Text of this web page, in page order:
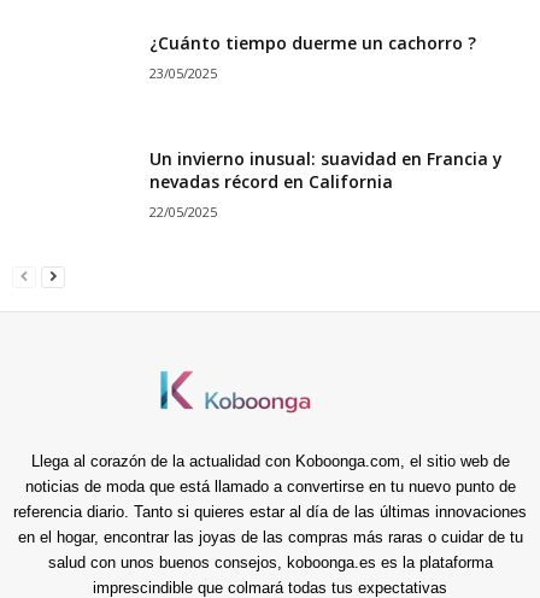
¿Cuánto tiempo duerme un cachorro ?
23/05/2025
Un invierno inusual: suavidad en Francia y
nevadas récord en California
22/05/2025
Llega al corazón de la actualidad con Koboonga.com, el sitio web de
noticias de moda que está llamado a convertirse en tu nuevo punto de
referencia diario. Tanto si quieres estar al día de las últimas innovaciones
en el hogar, encontrar las joyas de las compras más raras o cuidar de tu
salud con unos buenos consejos, koboonga.es es la plataforma
imprescindible que colmará todas tus expectativas